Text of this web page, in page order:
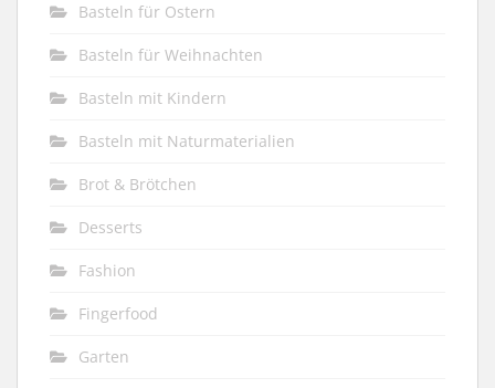
Basteln für Ostern
Basteln für Weihnachten
Basteln mit Kindern
Basteln mit Naturmaterialien
Brot & Brötchen
Desserts
Fashion
Fingerfood
Garten